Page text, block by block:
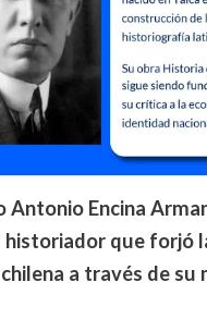
Antonio Encina
historiador que forjó
a través de su